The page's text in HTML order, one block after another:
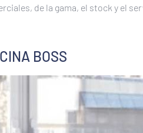
de la gama, el stock y el
BOSS